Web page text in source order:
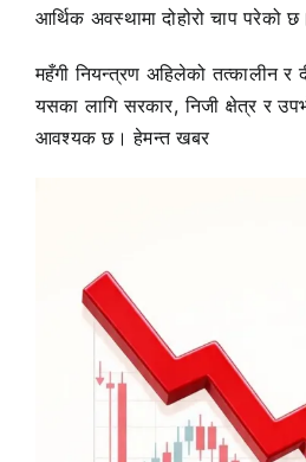
आर्थिक अवस्थामा दोहोरो चाप परेको छ।
महँगी नियन्त्रण अहिलेको तत्कालीन र
यसका लागि सरकार, निजी क्षेत्र र
आवश्यक छ। हेमन्त खबर